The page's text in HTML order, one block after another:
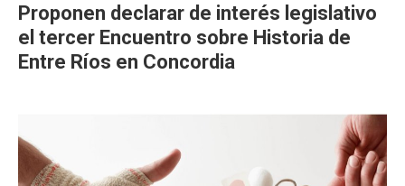
Proponen declarar de interés legislativo
el tercer Encuentro sobre Historia de
Entre Ríos en Concordia